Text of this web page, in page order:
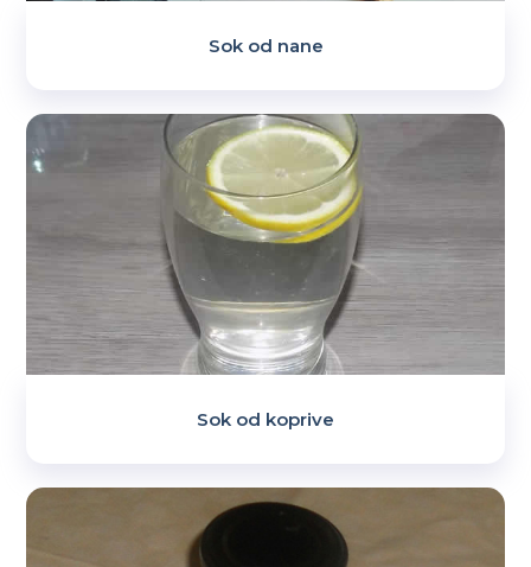
Sok od nane
Sok od koprive